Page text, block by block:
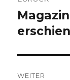
Vorheriger
Beitrag:
WEITER